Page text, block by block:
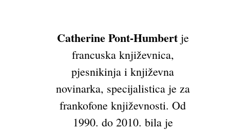
Catherine Pont-Humbertje
francuska književnica,
pjesnikinja i književna
novinarka, specijalistica je za
frankofone književnosti. Od
1990. do 2010. bila je